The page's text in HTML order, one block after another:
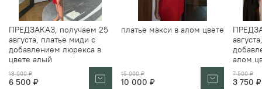
ПРЕДЗАКАЗ, получаем 25
августа, платье миди с
добавлением люрекса в
цвете алый
13 000 ₽
6 500 ₽
платье макси в алом цвете
15 000 ₽
10 000 ₽
алом
7 500 ₽
3 750 ₽